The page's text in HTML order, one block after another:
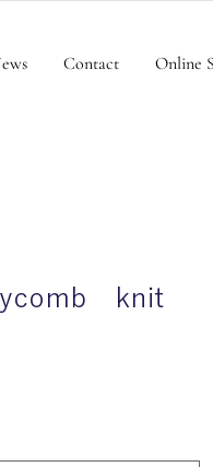
Contact Online
knit